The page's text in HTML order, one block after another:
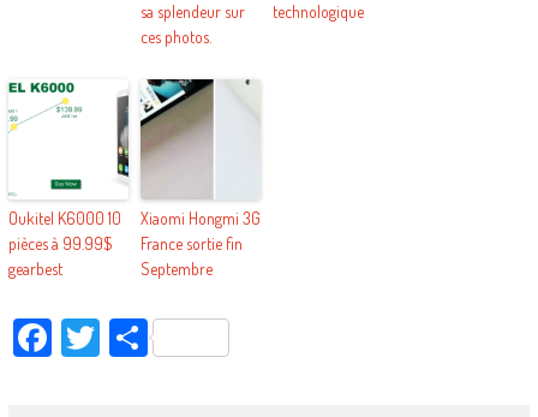
sa splendeur sur
ces photos.
technologique
Oukitel K6000 10
pièces à 99.99$
gearbest
Xiaomi Hongmi 3G
France sortie fin
Septembre
Facebook
TwitterPartager